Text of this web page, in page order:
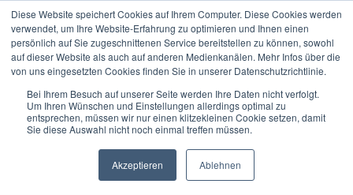
Diese Website speichert Cookies auf Ihrem Computer. Diese Cookies werden
verwendet, um Ihre Website-Erfahrung zu optimieren und Ihnen einen
persönlich auf Sie zugeschnittenen Service bereitstellen zu können, sowohl
auf dieser Website als auch auf anderen Medienkanälen. Mehr Infos über die
von uns eingesetzten Cookies finden Sie in unserer Datenschutzrichtlinie.
Bei Ihrem Besuch auf unserer Seite werden Ihre Daten nicht verfolgt.
Um Ihren Wünschen und Einstellungen allerdings optimal zu
entsprechen, müssen wir nur einen klitzekleinen Cookie setzen, damit
Sie diese Auswahl nicht noch einmal treffen müssen.
Akzeptieren Ablehnen